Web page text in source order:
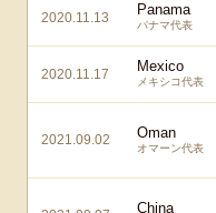
2020.11.13 Panama
パナマ代表
2020.11.17 Mexico
メキシコ代表
2021.09.02 Oman
オマーン代表
China